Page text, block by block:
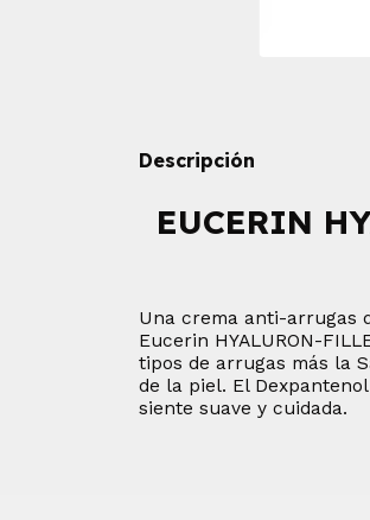
Descripción
EUCERIN
Una crema anti-arrugas
Eucerin HYALURON-
tipos de arrugas más la
de la piel. El
siente suave y cuidada.